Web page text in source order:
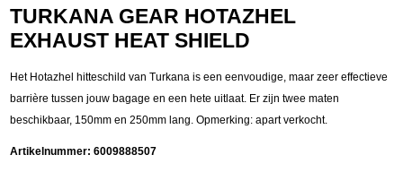
TURKANA GEAR HOTAZHEL
EXHAUST HEAT SHIELD
Artikelnummer:6009888507
Het Hotazhel hitteschild van Turkana is een eenvoudige, maar zeer effectieve
barrière tussen jouw bagage en een hete uitlaat. Er zijn twee maten
beschikbaar, 150mm en 250mm lang. Opmerking: apart verkocht.